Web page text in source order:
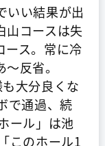
いい結果が出
山コースは失
ース。常に冷
反省。
大分良くな
で通過、続
ール」は池
このホール1